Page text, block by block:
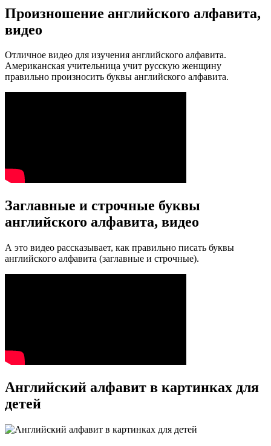
Произношение английского алфавита,
видео
Отличное видео для изучения английского алфавита.
Американская учительница учит русскую женщину
правильно произносить буквы английского алфавита.
Заглавные и строчные буквы
английского алфавита, видео
А это видео рассказывает, как правильно писать буквы
английского алфавита (заглавные и строчные).
Английский алфавит в картинках для
детей